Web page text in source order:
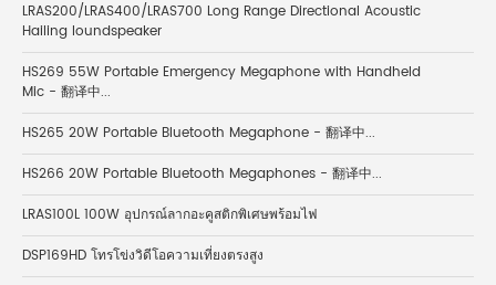
LRAS200/LRAS400/LRAS700 Long Range Directional Acoustic
Hailing loundspeaker
HS269 55W Portable Emergency Megaphone with Handheld
Mic - 翻译中...
HS265 20W Portable Bluetooth Megaphone - 翻译中...
HS266 20W Portable Bluetooth Megaphones - 翻译中...
LRAS100L 100W อุปกรณ์ลากอะคูสติกพิเศษพร้อมไฟ
DSP169HD โทรโข่งวิดีโอความเที่ยงตรงสูง